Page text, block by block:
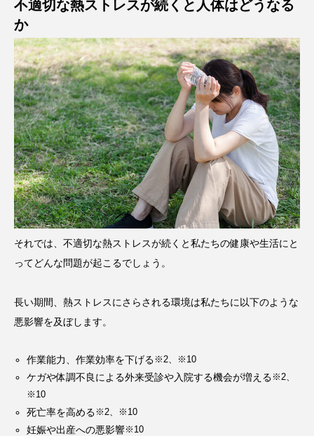
不適切な熱ストレスが続くと人体はどうなる
か
それでは、不適切な熱ストレスが続くと私たちの健康や生活にと
ってどんな問題が起こるでしょう。
長い期間、熱ストレスにさらされる環境は私たちに以下のような
悪影響を及ぼします。
作業能力、作業効率を下げる ※2、※10
ケガや体調不良による外来受診や入院する機会が増える ※2、
※10
死亡率を高める ※2、※10
妊娠や出産への悪影響※10